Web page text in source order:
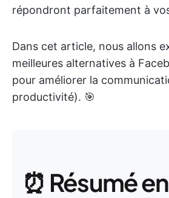
répondront parfaitement à
Dans cet article, nous allons
meilleures alternatives à
pour améliorer la
productivité). 🎯
⏰ Résumé